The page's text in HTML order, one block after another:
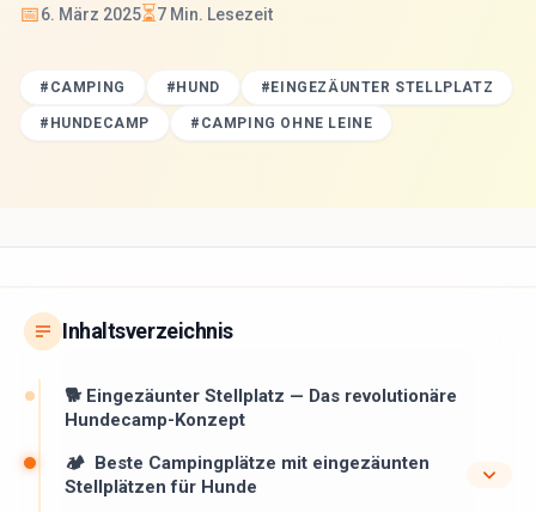
📅6. März 2025⏳7 Min. Lesezeit
# CAMPING # HUND # EINGEZÄUNTER STELLPLATZ
# HUNDECAMP # CAMPING OHNE LEINE
Inhaltsverzeichnis
🐕 Eingezäunter Stellplatz — Das revolutionäre
Hundecamp-Konzept
🏕 ️ Beste Campingplätze mit eingezäunten
Stellplätzen für Hunde